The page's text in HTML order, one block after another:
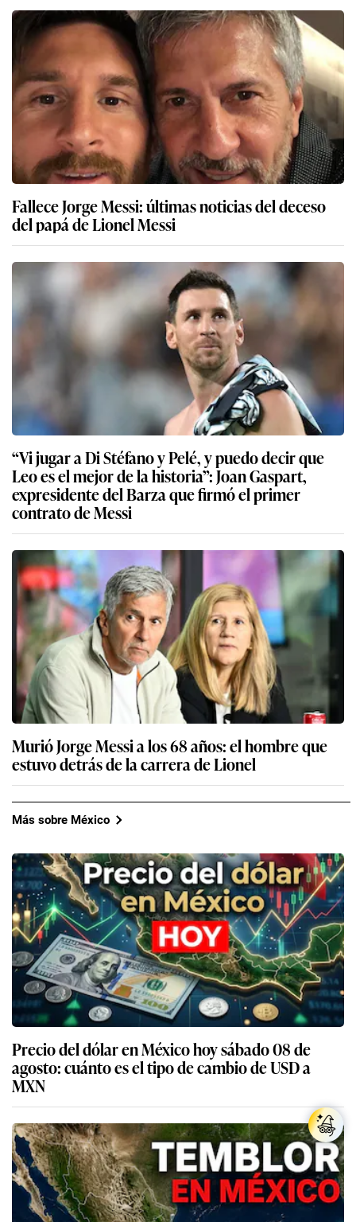
Fallece Jorge Messi: últimas noticias del deceso
del papá de Lionel Messi
“Vi jugar a Di Stéfano y Pelé, y puedo decir que
Leo es el mejor de la historia”: Joan Gaspart,
expresidente del Barza que firmó el primer
contrato de Messi
Murió Jorge Messi a los 68 años: el hombre que
estuvo detrás de la carrera de Lionel
Más sobre México
Precio del dólar en México hoy sábado 08 de
agosto: cuánto es el tipo de cambio de USD a
MXN